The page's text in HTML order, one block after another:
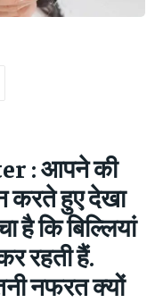
: आपने की
करते हुए देखा
है कि बिल्‍लियां
रहती हैं.
नफरत क्‍यों